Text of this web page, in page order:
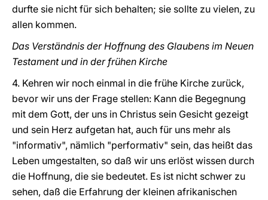
durfte sie nicht für sich behalten; sie sollte zu vielen, zu
allen kommen.
Das Verständnis der Hoffnung des Glaubens im Neuen
Testament und in der frühen Kirche
4. Kehren wir noch einmal in die frühe Kirche zurück,
bevor wir uns der Frage stellen: Kann die Begegnung
mit dem Gott, der uns in Christus sein Gesicht gezeigt
und sein Herz aufgetan hat, auch für uns mehr als
"informativ", nämlich "performativ" sein, das heißt das
Leben umgestalten, so daß wir uns erlöst wissen durch
die Hoffnung, die sie bedeutet. Es ist nicht schwer zu
sehen, daß die Erfahrung der kleinen afrikanischen